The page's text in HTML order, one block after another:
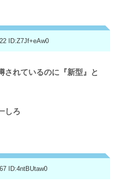
ID:Z7Jf+eAw0
されているのに『新型』と
しろ
ID:4ntBUtaw0